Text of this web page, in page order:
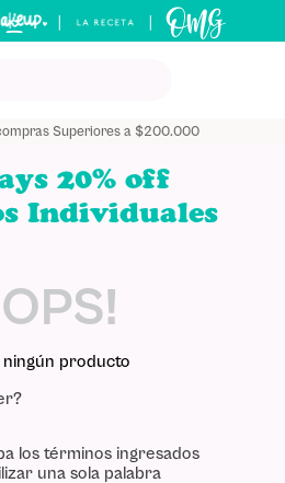
Superiores a $200.000
20% off
Individuales
producto
los términos ingresados
una sola palabra